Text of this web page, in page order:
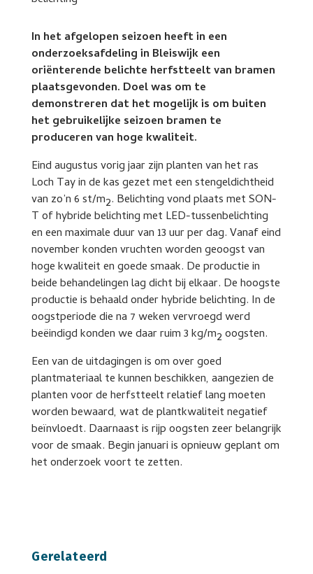
In het afgelopen seizoen heeft in een
onderzoeksafdeling in Bleiswijk een
oriënterende belichte herfstteelt van bramen
plaatsgevonden. Doel was om te
demonstreren dat het mogelijk is om buiten
het gebruikelijke seizoen bramen te
produceren van hoge kwaliteit.
Eind augustus vorig jaar zijn planten van het ras
Loch Tay in de kas gezet met een stengeldichtheid
van zo’n 6 st/m2. Belichting vond plaats met SON-
T of hybride belichting met LED-tussenbelichting
en een maximale duur van 13 uur per dag. Vanaf eind
november konden vruchten worden geoogst van
hoge kwaliteit en goede smaak. De productie in
beide behandelingen lag dicht bij elkaar. De hoogste
productie is behaald onder hybride belichting. In de
oogstperiode die na 7 weken vervroegd werd
beëindigd konden we daar ruim 3 kg/m2oogsten.
Een van de uitdagingen is om over goed
plantmateriaal te kunnen beschikken, aangezien de
planten voor de herfstteelt relatief lang moeten
worden bewaard, wat de plantkwaliteit negatief
beïnvloedt. Daarnaast is rijp oogsten zeer belangrijk
voor de smaak. Begin januari is opnieuw geplant om
het onderzoek voort te zetten.
Gerelateerd